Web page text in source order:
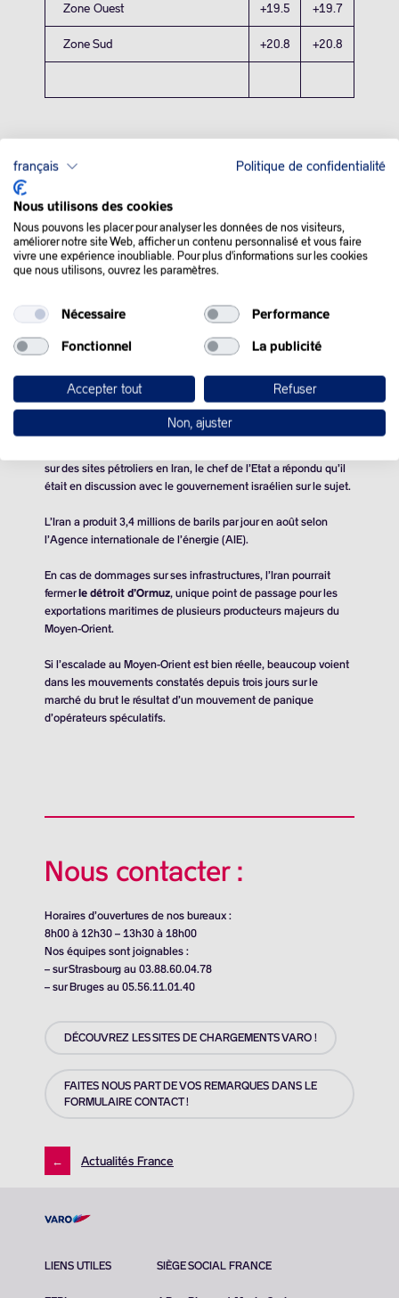
Zone Ouest +19.5 +19.7
Zone Sud +20.8 +20.8
QUE SE PASSE-T-IL
DANS LE MONDE :
inquiétudes du marché quant à de possibles frappes
israéliennes sur des infrastructures Iraniennes, qui marquerait
un tournant.
Déjà orientés à la hausse, les cours ont accéléré après une
déclaration, à la volée, du président américain Joe Biden, lors
d’un bref échange avec la presse.
sur des sites pétroliers en Iran, le chef de l’Etat a répondu qu’il
était en discussion avec le gouvernement israélien sur le sujet.
L’Iran a produit 3,4 millions de barils par jour en août selon
l’Agence internationale de l’énergie (AIE).
En cas de dommages sur ses infrastructures, l’Iran pourrait
fermerle détroit d’Ormuz, unique point de passage pour les
exportations maritimes de plusieurs producteurs majeurs du
Moyen-Orient.
Si l’escalade au Moyen-Orient est bien réelle, beaucoup voient
dans les mouvements constatés depuis trois jours sur le
marché du brut le résultat d’un mouvement de panique
d’opérateurs spéculatifs.
Nous contacter :
Horaires d’ouvertures de nos bureaux :
8h00 à 12h30 – 13h30 à 18h00
Nos équipes sont joignables :
– sur Strasbourg au 03.88.60.04.78
– sur Bruges au 05.56.11.01.40
DÉCOUVREZ LES SITES DE CHARGEMENTS VARO !
FAITES NOUS PART DE VOS REMARQUES DANS LE
FORMULAIRE CONTACT !
← Actualités France
LIENS UTILES SIÈGE SOCIAL FRANCE
français Politique de confidentialité
Nous utilisons des cookies
Nous pouvons les placer pour analyser les données de nos visiteurs,
améliorer notre site Web, afficher un contenu personnalisé et vous faire
vivre une expérience inoubliable. Pour plus d'informations sur les cookies
que nous utilisons, ouvrez les paramètres.
Nécessaire Performance
Fonctionnel La publicité
Accepter tout Refuser
Non, ajuster